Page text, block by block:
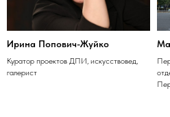
Ирина Попович-Жуйко
Куратор проектов ДПИ, искусствовед,
галерист